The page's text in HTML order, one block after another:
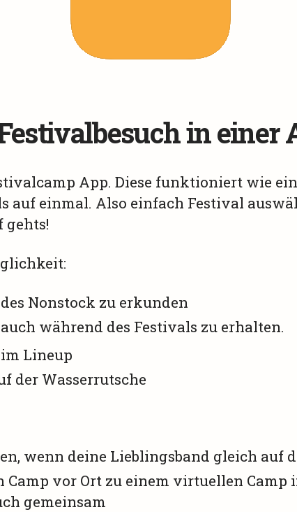
in einer
App. Diese funktioniert wie
auf einmal. Also einfach Festival
gehts!
Nonstock zu erkunden
während des Festivals zu erhalten.
Lineup
der Wasserrutsche
wenn deine Lieblingsband gleich auf
vor Ort zu einem virtuellen Camp
gemeinsam